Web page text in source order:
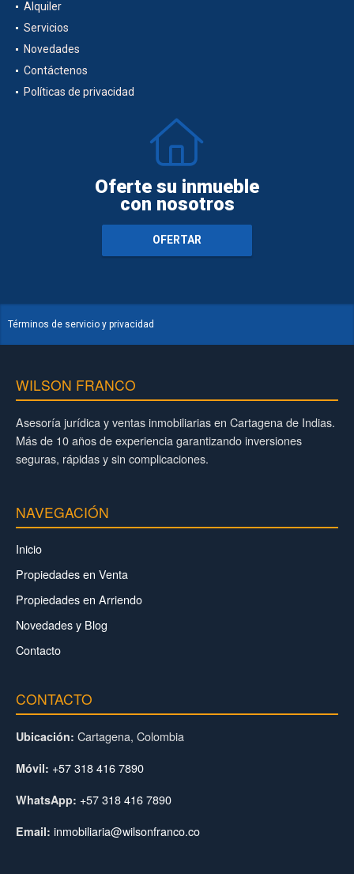
Alquiler
Servicios
Novedades
Contáctenos
Políticas de privacidad
Oferte su inmueble
con nosotros
OFERTAR
Términos de servicio y privacidad
WILSON FRANCO
Asesoría jurídica y ventas inmobiliarias en Cartagena de Indias.
Más de 10 años de experiencia garantizando inversiones
seguras, rápidas y sin complicaciones.
NAVEGACIÓN
Inicio
Propiedades en Venta
Propiedades en Arriendo
Novedades y Blog
Contacto
CONTACTO
Ubicación: Cartagena, Colombia
Móvil: +57 318 416 7890
WhatsApp: +57 318 416 7890
Email: inmobiliaria@wilsonfranco.co